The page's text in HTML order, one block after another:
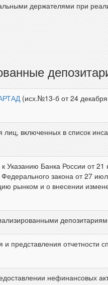
держателями при
(исх.№13-б от 24 декабря
включенных в список
Банка России от
закона от 27
рынком и о внесении
представления отчетности
нефинансовых